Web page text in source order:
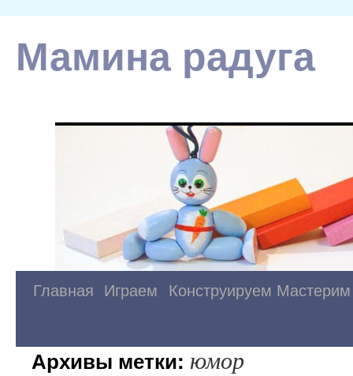
Мамина радуга
Главная Играем Конструируем Мастерим
Архивы метки: юмор